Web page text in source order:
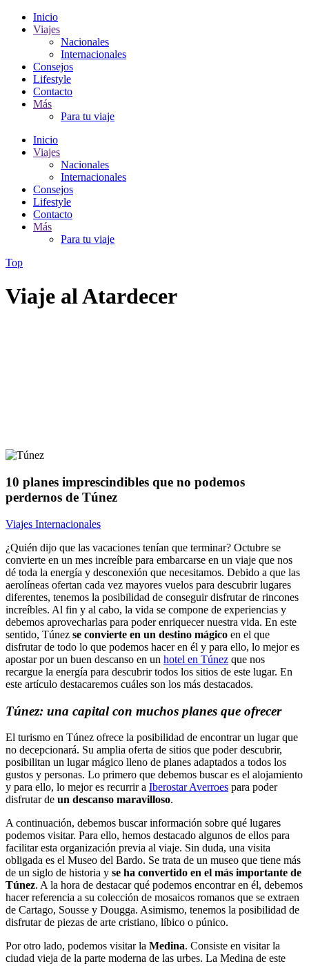
Inicio
Viajes
Nacionales
Internacionales
Consejos
Lifestyle
Contacto
Más
Para tu viaje
Inicio
Viajes
Nacionales
Internacionales
Consejos
Lifestyle
Contacto
Más
Para tu viaje
Top
Viaje al Atardecer
10 planes imprescindibles que no podemos
perdernos de Túnez
Viajes Internacionales
¿Quién dijo que las vacaciones tenían que terminar? Octubre se
convierte en un mes increíble para embarcarse en un viaje que nos
dé toda la energía y desconexión que necesitamos. Debido a que las
aerolíneas ofertan cada vez mayores vuelos para descubrir lugares
diferentes, tenemos la posibilidad de conseguir disfrutar de rincones
increíbles. Al fin y al cabo, la vida se compone de experiencias y
debemos aprovecharlas para poder enriquecer nuestra vida. En este
sentido, Túnez se convierte en un destino mágico en el que
disfrutar de todo lo que podemos hacer en él y para ello, lo mejor es
apostar por un buen descanso en un hotel en Túnez que nos
recargue la energía para descubrir todos los sitios de este lugar. En
este artículo destacaremos cuáles son los más destacados.
Túnez: una capital con muchos planes que ofrecer
El turismo en Túnez ofrece la posibilidad de encontrar un lugar que
no decepcionará. Su amplia oferta de sitios que poder descubrir,
posibilitan un lugar mágico lleno de planes adaptados a todos los
gustos y personas. Lo primero que debemos buscar es el alojamiento
y para ello, lo mejor es recurrir a Iberostar Averroes para poder
disfrutar de un descanso maravilloso.
A continuación, debemos buscar información sobre qué lugares
podemos visitar. Para ello, hemos destacado algunos de ellos para
facilitar esta organización previa al viaje. Sin duda, una visita
obligada es el Museo del Bardo. Se trata de un museo que tiene más
de un siglo de historia y se ha convertido en el más importante de
Túnez. A la hora de destacar qué podemos encontrar en él, debemos
hacer referencia a su colección de mosaicos romanos que se extraen
de Cartago, Sousse y Dougga. Asimismo, tenemos la posibilidad de
disfrutar de piezas de arte cristiano, líbico o púnico.
Por otro lado, podemos visitar la Medina. Consiste en visitar la
ciudad vieja de la parte moderna de las urbes. La Medina de este